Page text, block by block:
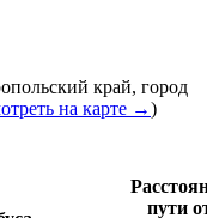
край, город
на карте →)
пути